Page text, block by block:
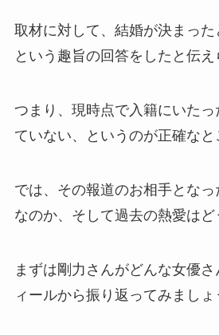
取材に対して、結婚が決まっ
という趣旨の回答をしたと伝え
つまり、現時点で入籍にいたっ
ていない、というのが正確なと
では、その報道のお相手とな
なのか、そして過去の熱愛はど
まずは剛力さんがどんな女優
ィールから振り返ってみましょ